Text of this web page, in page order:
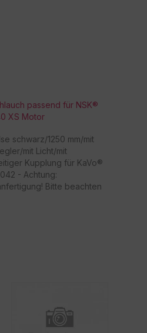
passend für NSK®
XS Motor
schwarz/1250 mm/mit
mit Licht/mit
Kupplung für KaVo®
- Achtung:
Bitte beachten